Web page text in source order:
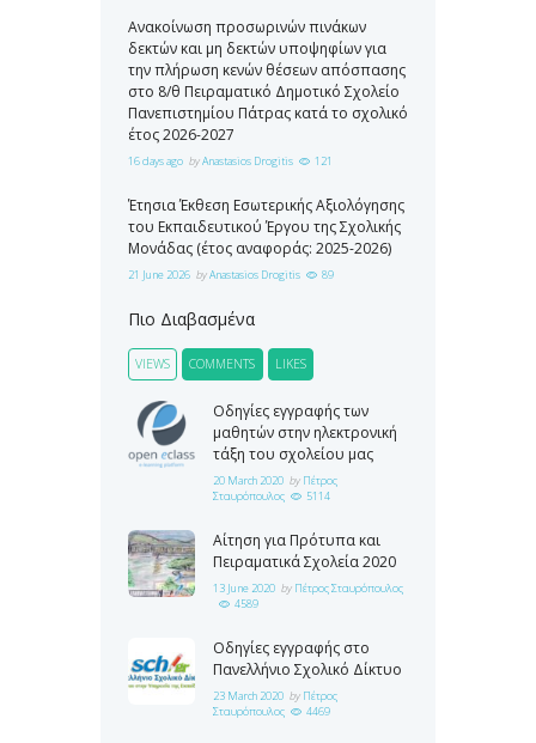
Ανακοίνωση προσωρινών πινάκων
δεκτών και μη δεκτών υποψηφίων για
την πλήρωση κενών θέσεων απόσπασης
στο 8/θ Πειραματικό Δημοτικό Σχολείο
Πανεπιστημίου Πάτρας κατά το σχολικό
έτος 2026-2027
16 days ago byAnastasios Drogitis 121
Έτησια Έκθεση Εσωτερικής Αξιολόγησης
του Εκπαιδευτικού Έργου της Σχολικής
Μονάδας (έτος αναφοράς: 2025-2026)
21 June 2026 byAnastasios Drogitis 89
Πιο Διαβασμένα
VIEWS COMMENTS LIKES
Οδηγίες εγγραφής των
μαθητών στην ηλεκτρονική
τάξη του σχολείου μας
20 March 2020 by Πέτρος
Σταυρόπουλος
5114
Αίτηση για Πρότυπα και
Πειραματικά Σχολεία 2020
13 June 2020 by Πέτρος Σταυρόπουλος
4589
Οδηγίες εγγραφής στο
Πανελλήνιο Σχολικό Δίκτυο
23 March 2020 by Πέτρος
Σταυρόπουλος
4469